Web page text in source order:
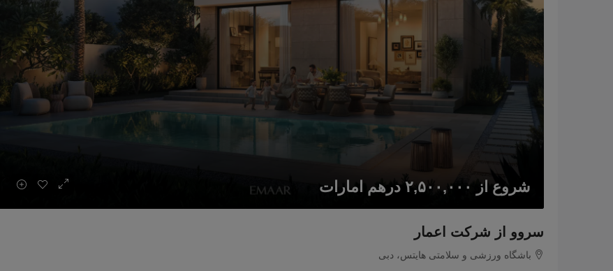
شروع از ۲,۵۰۰,۰۰۰ درهم امارات
سروو از شرکت اعمار
باشگاه ورزشی و سلامتی هایتس، دبی